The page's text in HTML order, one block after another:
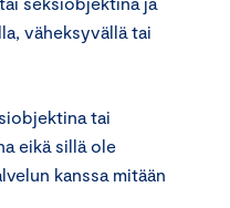
väheksyvällä tai
tai
eikä sillä ole
kanssa mitään